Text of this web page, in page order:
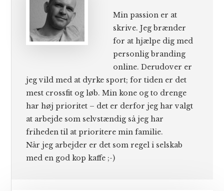
Min passion er at
skrive. Jeg brænder
for at hjælpe dig med
personlig branding
online. Derudover er
jeg vild med at dyrke sport; for tiden er det
mest crossfit og løb. Min kone og to drenge
har høj prioritet – det er derfor jeg har valgt
at arbejde som selvstændig så jeg har
friheden til at prioritere min familie.
Når jeg arbejder er det som regel i selskab
med en god kop kaffe ;-)